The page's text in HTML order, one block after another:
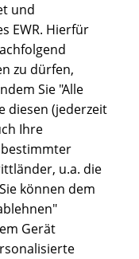
und
EWR. Hierfür
zu dürfen,
Sie "Alle
diesen (jederzeit
Ihre
u.a. die
können dem
Gerät